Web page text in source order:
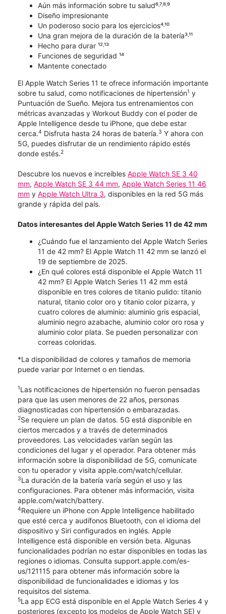
Aún más información sobre tu salud⁶˒⁷˒⁸˒⁹
Diseño impresionante
Un poderoso socio para los ejercicios⁴˒¹⁰
Una gran mejora de la duración de la batería³˒¹¹
Hecho para durar ¹²˒¹³
Funciones de seguridad ¹⁴
Mantente conectado
El Apple Watch Series 11 te ofrece información importante
sobre tu salud, como notificaciones de hipertensión1 y
Puntuación de Sueño. Mejora tus entrenamientos con
métricas avanzadas y Workout Buddy con el poder de
Apple Intelligence desde tu iPhone, que debe estar
cerca.4 Disfruta hasta 24 horas de batería.3 Y ahora con
5G, puedes disfrutar de un rendimiento rápido estés
donde estés.2
Descubre los nuevos e increíbles Apple Watch SE 3 40
mm, Apple Watch SE 3 44 mm, Apple Watch Series 11 46
mm y Apple Watch Ultra 3, disponibles en la red 5G más
grande y rápida del país.
Datos interesantes del Apple Watch Series 11 de 42 mm
¿Cuándo fue el lanzamiento del Apple Watch Series
11 de 42 mm? El Apple Watch 11 42 mm se lanzó el
19 de septiembre de 2025.
¿En qué colores está disponible el Apple Watch 11
42 mm? El Apple Watch Series 11 42 mm está
disponible en tres colores de titanio pulido: titanio
natural, titanio color oro y titanio color pizarra, y
cuatro colores de aluminio: aluminio gris espacial,
aluminio negro azabache, aluminio color oro rosa y
aluminio color plata. Se pueden personalizar con
correas coloridas.
*La disponibilidad de colores y tamaños de memoria
puede variar por Internet o en tiendas.
1Las notificaciones de hipertensión no fueron pensadas
para que las usen menores de 22 años, personas
diagnosticadas con hipertensión o embarazadas.
2Se requiere un plan de datos. 5G está disponible en
ciertos mercados y a través de determinados
proveedores. Las velocidades varían según las
condiciones del lugar y el operador. Para obtener más
información sobre la disponibilidad de 5G, comunícate
con tu operador y visita apple.com/watch/cellular.
3La duración de la batería varía según el uso y las
configuraciones. Para obtener más información, visita
apple.com/watch/battery.
4Requiere un iPhone con Apple Intelligence habilitado
que esté cerca y audífonos Bluetooth, con el idioma del
dispositivo y Siri configurados en inglés. Apple
Intelligence está disponible en versión beta. Algunas
funcionalidades podrían no estar disponibles en todas las
regiones o idiomas. Consulta support.apple.com/es-
us/121115 para obtener más información sobre la
disponibilidad de funcionalidades e idiomas y los
requisitos del sistema.
5La app ECG está disponible en el Apple Watch Series 4 y
posteriores (excepto los modelos de Apple Watch SE) y